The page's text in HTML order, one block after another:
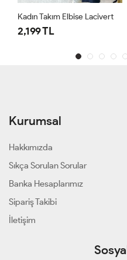
Kadın Takım Elbise Lacivert
2,199 TL
Kurumsal
Hakkımızda
Sıkça Sorulan Sorular
Banka Hesaplarımız
Sipariş Takibi
İletişim